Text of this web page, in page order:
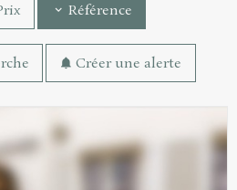
Référence
Créer une alerte